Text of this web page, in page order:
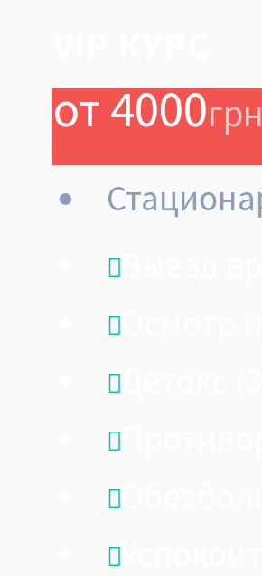
от 4000
Выезд
Осмотр
Детокс